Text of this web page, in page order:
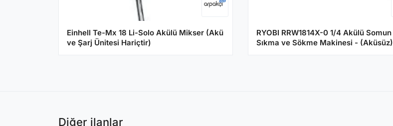
Einhell Te-Mx 18 Li-Solo Akülü Mikser (Akü
ve Şarj Ünitesi Hariçtir)
RYOBI RRW1814X-0 1/4 Akülü Somun
Sıkma ve Sökme Makinesi - (Aküsüz)
Diğer ilanlar